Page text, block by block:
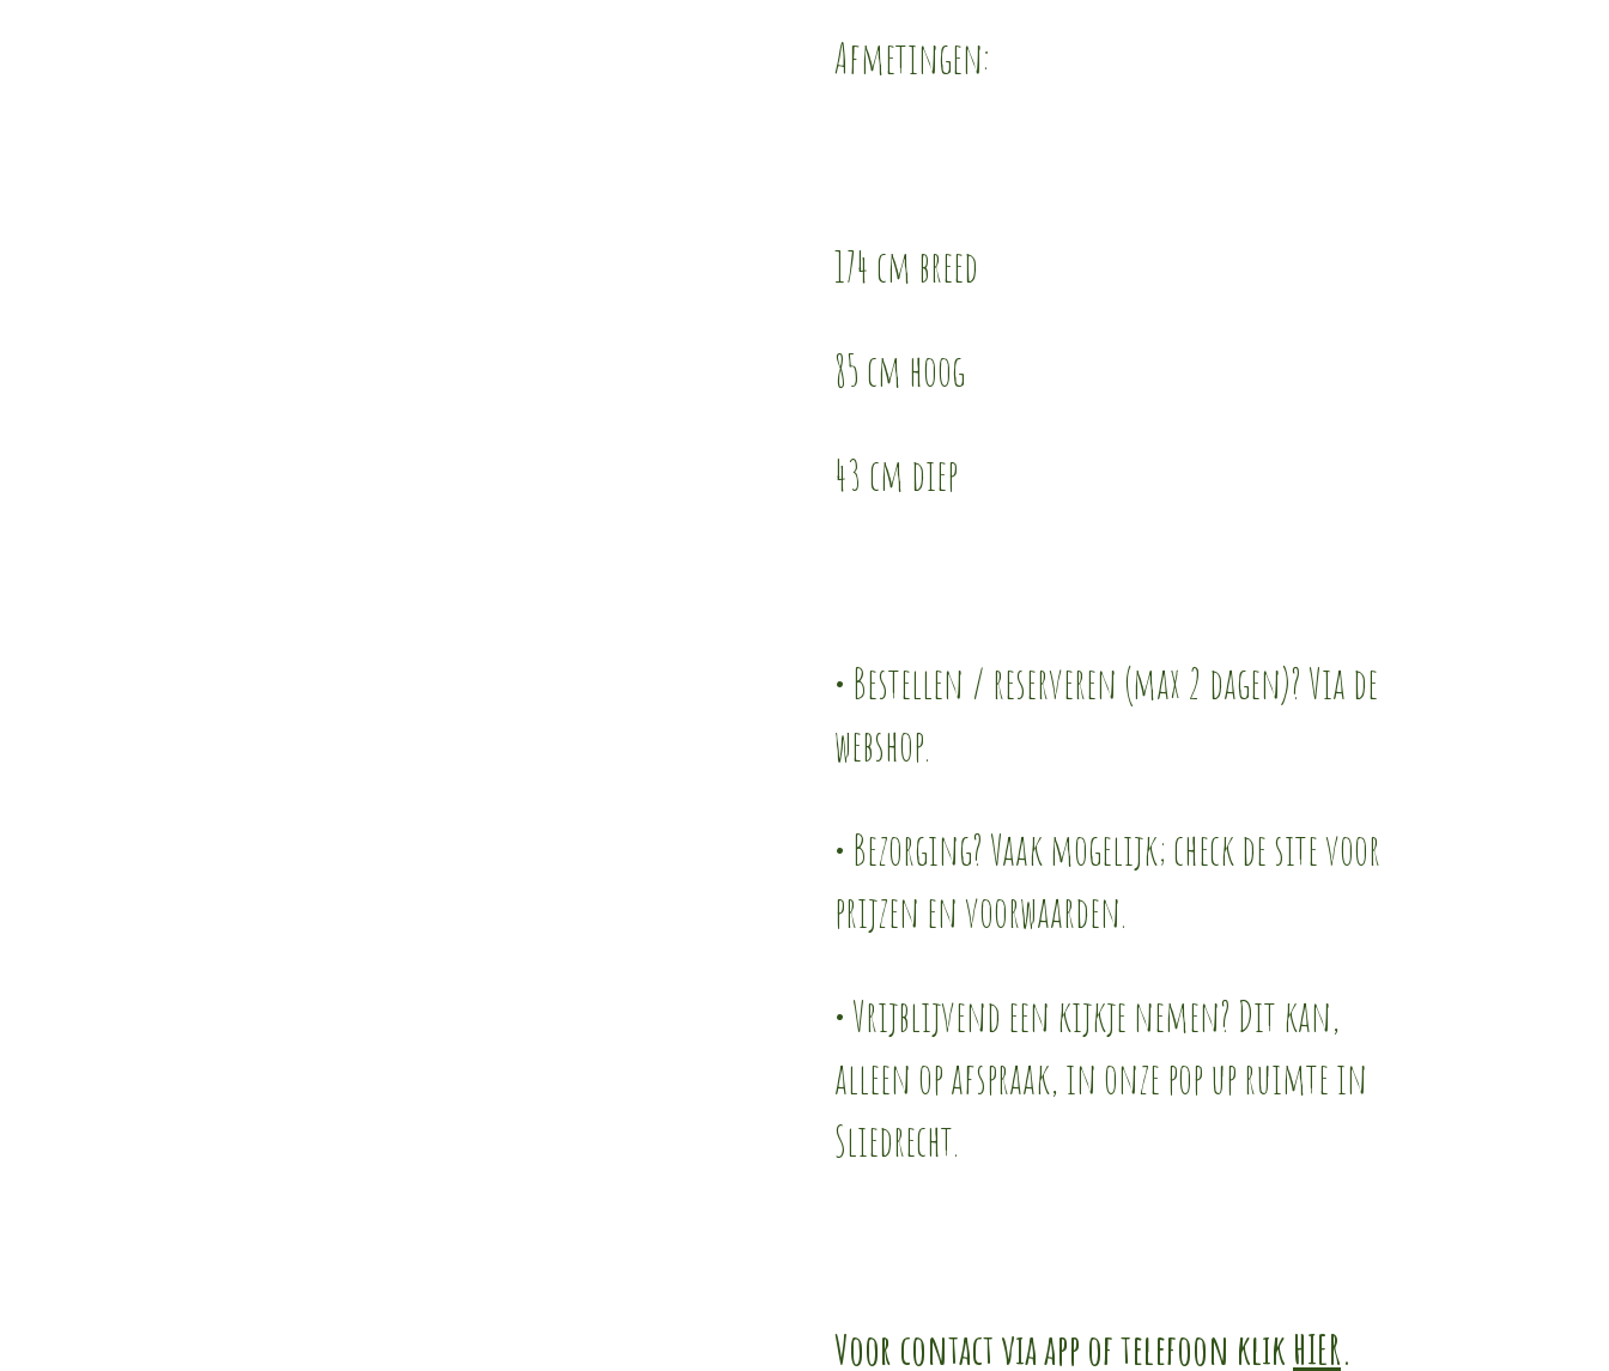
Afmetingen:
174 cm breed
85 cm hoog
43 cm diep
• Bestellen / reserveren (max 2 dagen)? Via de
webshop.
• Bezorging? Vaak mogelijk; check de site voor
prijzen en voorwaarden.
• Vrijblijvend een kijkje nemen? Dit kan,
alleen op afspraak, in onze pop up ruimte in
Sliedrecht.
Voor contact via app of telefoon klik HIER.